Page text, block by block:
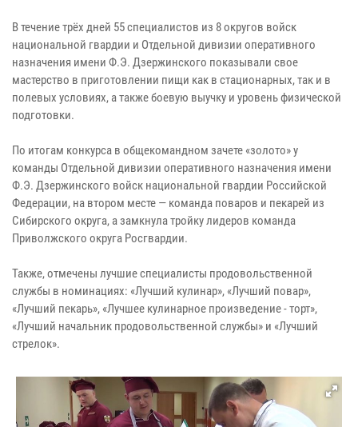
В течение трёх дней 55 специалистов из 8 округов войск
национальной гвардии и Отдельной дивизии оперативного
назначения имени Ф.Э. Дзержинского показывали свое
мастерство в приготовлении пищи как в стационарных, так и в
полевых условиях, а также боевую выучку и уровень физической
подготовки.
По итогам конкурса в общекомандном зачете «золото» у
команды Отдельной дивизии оперативного назначения имени
Ф.Э. Дзержинского войск национальной гвардии Российской
Федерации, на втором месте — команда поваров и пекарей из
Сибирского округа, а замкнула тройку лидеров команда
Приволжского округа Росгвардии.
Также, отмечены лучшие специалисты продовольственной
службы в номинациях: «Лучший кулинар», «Лучший повар»,
«Лучший пекарь», «Лучшее кулинарное произведение - торт»,
«Лучший начальник продовольственной службы» и «Лучший
стрелок».